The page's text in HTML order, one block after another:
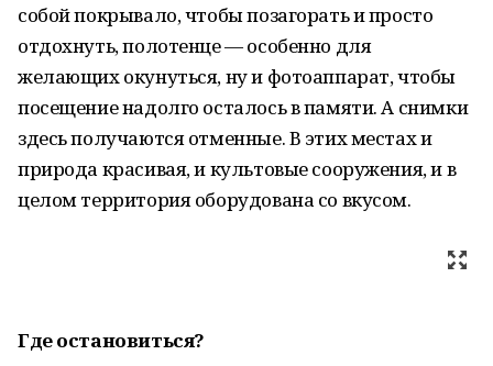
собой покрывало, чтобы позагорать и просто
отдохнуть, полотенце — особенно для
желающих окунуться, ну и фотоаппарат, чтобы
посещение надолго осталось в памяти. А снимки
здесь получаются отменные. В этих местах и
природа красивая, и культовые сооружения, и в
целом территория оборудована со вкусом.
Где остановиться?